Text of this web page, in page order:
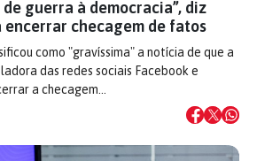
guerra à democracia”, diz
encerrar checagem de fatos
como "gravíssima" a notícia de que a
das redes sociais Facebook e
a checagem…